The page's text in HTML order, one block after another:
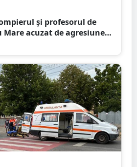
și profesorul de
Mare acuzat de agresiune
minor